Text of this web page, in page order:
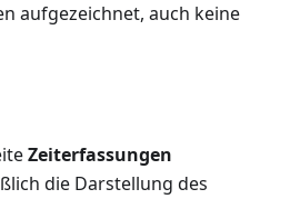
aufgezeichnet, auch keine
Zeiterfassungen
die Darstellung des